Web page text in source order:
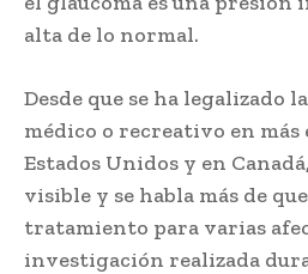
alta de lo normal.
Desde que se ha legalizado
médico o recreativo en más
Estados Unidos y en
visible y se habla más de
tratamiento para varias
investigación realizada